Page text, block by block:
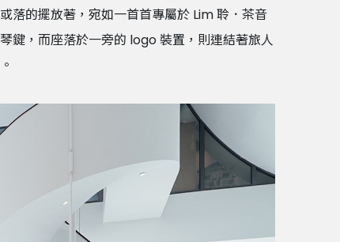
落的擺放著，宛如一首首專屬於 Lim 聆．茶音
鍵，而座落於一旁的 logo 裝置，則連結著旅人